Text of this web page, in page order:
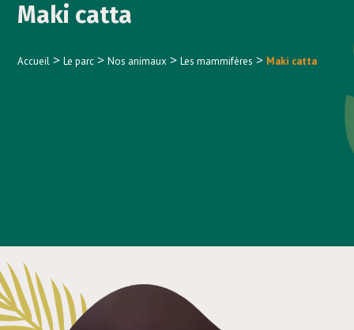
Maki catta
Accueil >Le parc >Nos animaux >Les mammifères > Maki catta